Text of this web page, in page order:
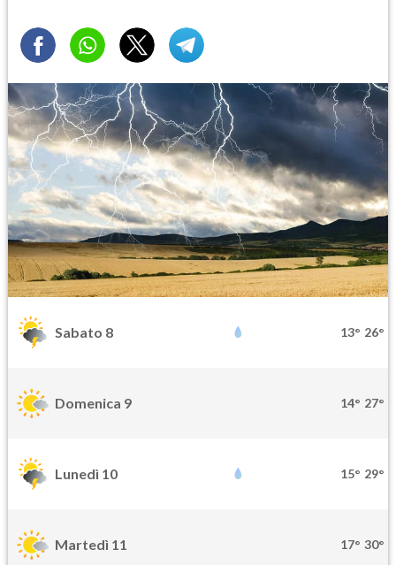
Sabato 8 13° 26°
Domenica 9 14° 27°
Lunedì 10 15° 29°
Martedì 11 17° 30°